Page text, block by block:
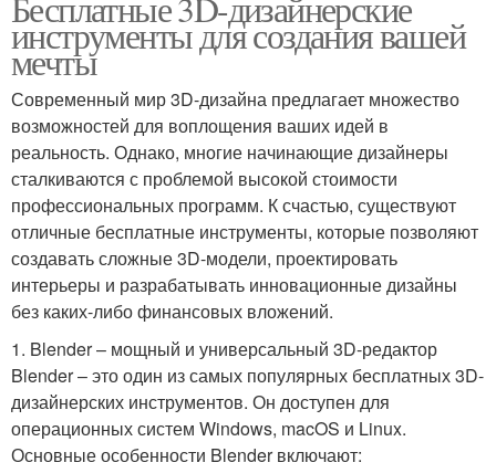
инструменты для создания вашей
мечты
Современный мир 3D-дизайна предлагает множество
возможностей для воплощения ваших идей в
реальность. Однако, многие начинающие дизайнеры
сталкиваются с проблемой высокой стоимости
профессиональных программ. К счастью, существуют
отличные бесплатные инструменты, которые позволяют
создавать сложные 3D-модели, проектировать
интерьеры и разрабатывать инновационные дизайны
без каких-либо финансовых вложений.
1. Blender – мощный и универсальный 3D-редактор
Blender – это один из самых популярных бесплатных 3D-
дизайнерских инструментов. Он доступен для
операционных систем Windows, macOS и Linux.
Основные особенности Blender включают: